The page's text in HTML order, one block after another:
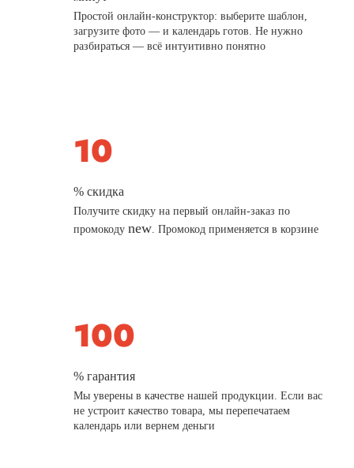
Простой онлайн-конструктор: выберите шаблон,
загрузите фото — и календарь готов. Не нужно
разбираться — всё интуитивно понятно
% скидка
Получите скидку на первый онлайн-заказ по
промокодуnew. Промокод применяется в корзине
% гарантия
Мы уверены в качестве нашей продукции. Если вас
не устроит качество товара, мы перепечатаем
календарь или вернем деньги